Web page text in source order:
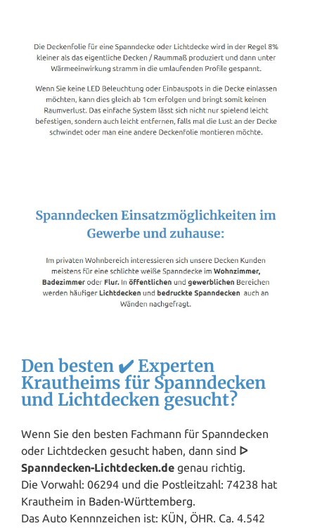
Den besten ✔️ Experten
Krautheims für Spanndecken
und Lichtdecken gesucht?
Wenn Sie den besten Fachmann für Spanndecken
oder Lichtdecken gesucht haben, dann sind ᐅ
Spanndecken-Lichtdecken.de genau richtig.
Die Vorwahl: 06294 und die Postleitzahl: 74238 hat
Krautheim in Baden-Württemberg.
Das Auto Kennnzeichen ist: KÜN, ÖHR. Ca. 4.542